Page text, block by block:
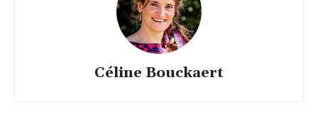
Céline Bouckaert